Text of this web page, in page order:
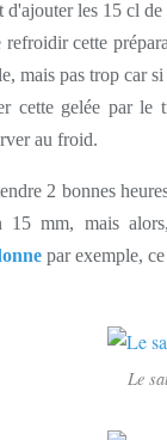
d'ajouter les 15 cl
refroidir cette
mais pas trop car
cette gelée par le
au froid.
2 bonnes
15 mm, mais
par exemple,
Le